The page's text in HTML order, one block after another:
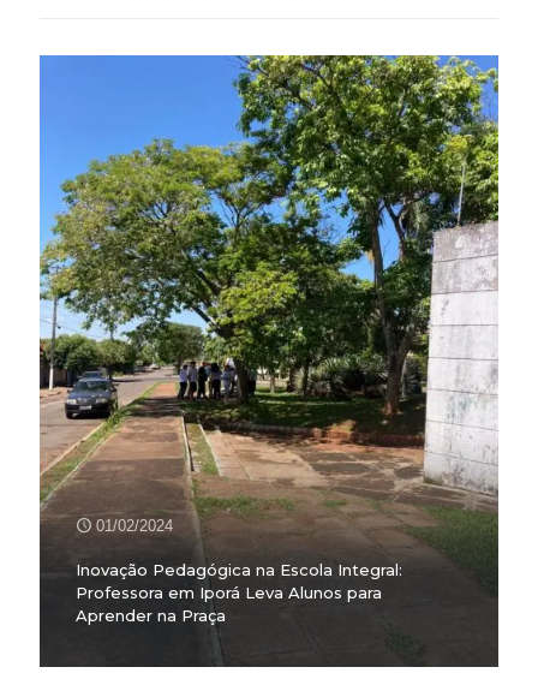
01/02/2024
Inovação Pedagógica na Escola Integral:
Professora em Iporá Leva Alunos para
Aprender na Praça